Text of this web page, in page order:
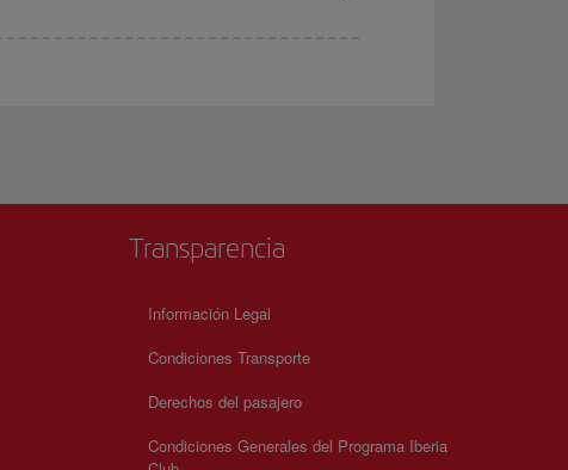
Transparencia
Información Legal
Condiciones Transporte
Derechos del pasajero
Condiciones Generales del Programa Iberia